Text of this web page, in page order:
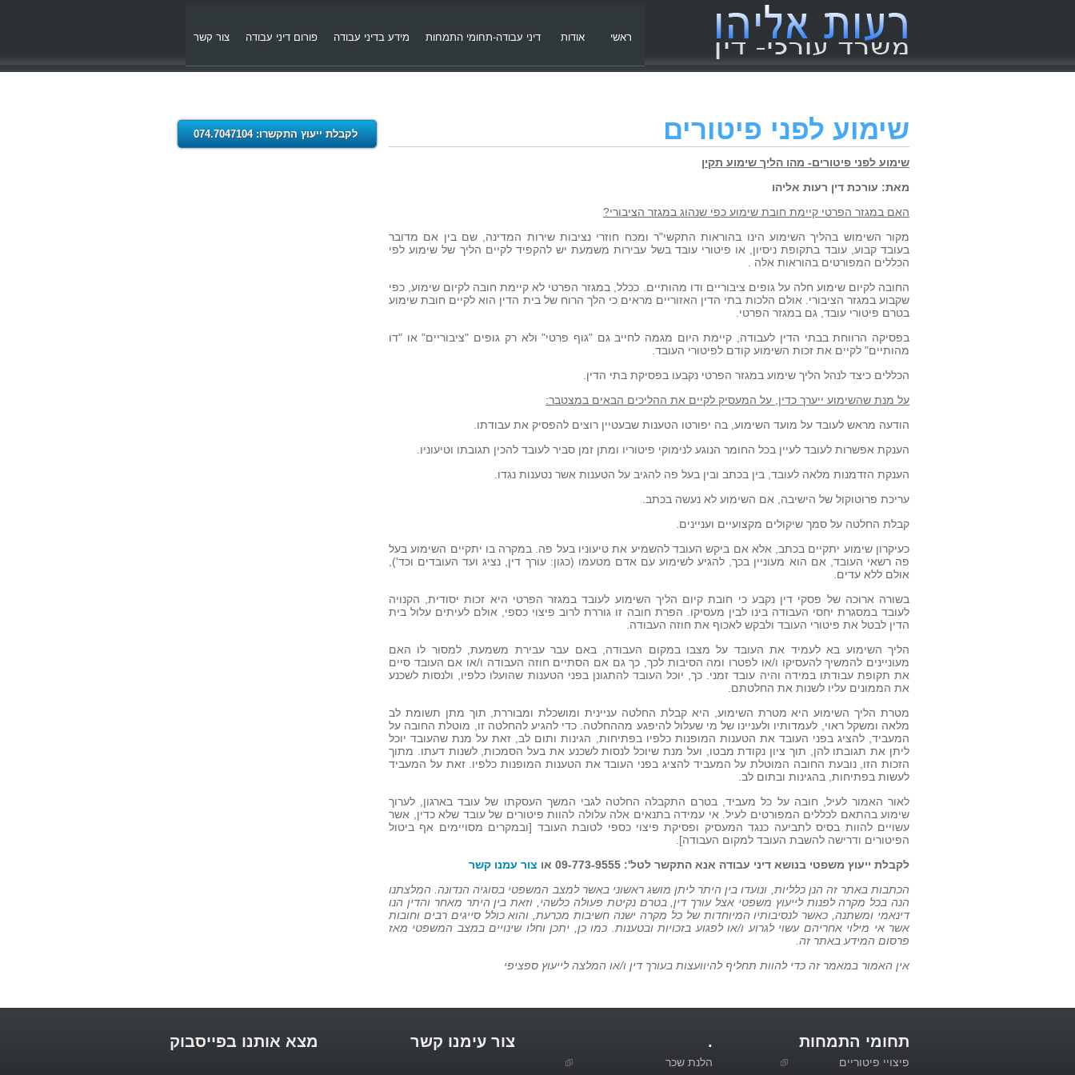
ראשי אודות דיני עבודה-תחומי התמחות מידע בדיני עבודה פורום דיני עבודה צור קשר
שימוע לפני פיטורים
שימוע לפני פיטורים- מהו הליך שימוע תקין
מאת: עורכת דין רעות אליהו
האם במגזר הפרטי קיימת חובת שימוע כפי שנהוג במגזר הציבורי?
מקור השימוש בהליך השימוע הינו בהוראות התקשי"ר ומכח חוזרי נציבות שירות המדינה, שם בין אם מדובר
בעובד קבוע, עובד בתקופת ניסיון, או פיטורי עובד בשל עבירות משמעת יש להקפיד לקיים הליך של שימוע לפי
הכללים המפורטים בהוראות אלה .
החובה לקיום שימוע חלה על גופים ציבוריים ודו מהותיים. ככלל, במגזר הפרטי לא קיימת חובה לקיום שימוע, כפי
שקבוע במגזר הציבורי. אולם הלכות בתי הדין האזוריים מראים כי הלך הרוח של בית הדין הוא לקיים חובת שימוע
בטרם פיטורי עובד, גם במגזר הפרטי.
בפסיקה הרווחת בבתי הדין לעבודה, קיימת היום מגמה לחייב גם "גוף פרטי" ולא רק גופים "ציבוריים" או "דו
מהותיים" לקיים את זכות השימוע קודם לפיטורי העובד.
הכללים כיצד לנהל הליך שימוע במגזר הפרטי נקבעו בפסיקת בתי הדין.
על מנת שהשימוע ייערך כדין, על המעסיק לקיים את ההליכים הבאים במצטבר:
הודעה מראש לעובד על מועד השימוע, בה יפורטו הטענות שבעטיין רוצים להפסיק את עבודתו.
הענקת אפשרות לעובד לעיין בכל החומר הנוגע לנימוקי פיטוריו ומתן זמן סביר לעובד להכין תגובתו וטיעוניו.
הענקת הזדמנות מלאה לעובד, בין בכתב ובין בעל פה להגיב על הטענות אשר נטענות נגדו.
עריכת פרוטוקול של הישיבה, אם השימוע לא נעשה בכתב.
קבלת החלטה על סמך שיקולים מקצועיים ועניינים.
כעיקרון שימוע יתקיים בכתב, אלא אם ביקש העובד להשמיע את טיעוניו בעל פה. במקרה בו יתקיים השימוע בעל
פה רשאי העובד, אם הוא מעוניין בכך, להגיע לשימוע עם אדם מטעמו (כגון: עורך דין, נציג ועד העובדים וכד'),
אולם ללא עדים.
בשורה ארוכה של פסקי דין נקבע כי חובת קיום הליך השימוע לעובד במגזר הפרטי היא זכות יסודית, הקנויה
לעובד במסגרת יחסי העבודה בינו לבין מעסיקו. הפרת חובה זו גוררת לרוב פיצוי כספי, אולם לעיתים עלול בית
הדין לבטל את פיטורי העובד ולבקש לאכוף את חוזה העבודה.
הליך השימוע בא לעמיד את העובד על מצבו במקום העבודה, באם עבר עבירת משמעת, למסור לו האם
מעוניינים להמשיך להעסיקו ו/או לפטרו ומה הסיבות לכך, כך גם אם הסתיים חוזה העבודה ו/או אם העובד סיים
את תקופת עבודתו במידה והיה עובד זמני. כך, יוכל העובד להתגונן בפני הטענות שהועלו כלפיו, ולנסות לשכנע
את הממונים עליו לשנות את החלטתם.
מטרת הליך השימוע היא מטרת השימוע, היא קבלת החלטה עניינית ומושכלת ומבוררת, תוך מתן תשומת לב
מלאה ומשקל ראוי, לעמדותיו ולעניינו של מי שעלול להיפגע מההחלטה. כדי להגיע להחלטה זו, מוטלת החובה על
המעביד, להציג בפני העובד את הטענות המופנות כלפיו בפתיחות, הגינות ותום לב, זאת על מנת שהעובד יוכל
ליתן את תגובתו להן, תוך ציון נקודת מבטו, ועל מנת שיוכל לנסות לשכנע את בעל הסמכות, לשנות דעתו. מתוך
הזכות הזו, נובעת החובה המוטלת על המעביד להציג בפני העובד את הטענות המופנות כלפיו. זאת על המעביד
לעשות בפתיחות, בהגינות ובתום לב.
לאור האמור לעיל, חובה על כל מעביד, בטרם התקבלה החלטה לגבי המשך העסקתו של עובד בארגון, לערוך
שימוע בהתאם לכללים המפורטים לעיל. אי עמידה בתנאים אלה עלולה להוות פיטורים של עובד שלא כדין, אשר
עשויים להוות בסיס לתביעה כנגד המעסיק ופסיקת פיצוי כספי לטובת העובד [ובמקרים מסויימים אף ביטול
הפיטורים ודרישה להשבת העובד למקום העבודה].
לקבלת ייעוץ משפטי בנושא דיני עבודה אנא התקשר לטל': 09-773-9555 או
צור עמנו קשר
הכתבות באתר זה הנן כלליות, ונועדו בין היתר ליתן מושג ראשוני באשר למצב המשפטי בסוגיה הנדונה. המלצתנו
הנה בכל מקרה לפנות לייעוץ משפטי אצל עורך דין, בטרם נקיטת פעולה כלשהי, וזאת בין היתר מאחר והדין הנו
דינאמי ומשתנה, כאשר לנסיבותיו המיוחדות של כל מקרה ישנה חשיבות מכרעת, והוא כולל סייגים רבים וחובות
אשר אי מילוי אחריהם עשוי לגרוע ו/או לפגוע בזכויות ובטענות. כמו כן, יתכן וחלו שינויים במצב המשפטי מאז
פרסום המידע באתר זה.
אין האמור במאמר זה כדי להוות תחליף להיוועצות בעורך דין ו/או המלצה לייעוץ ספציפי
תחומי התמחות
פיצויי פיטוריים
.
הלנת שכר
צור עימנו קשר מצא אותנו בפייסבוק